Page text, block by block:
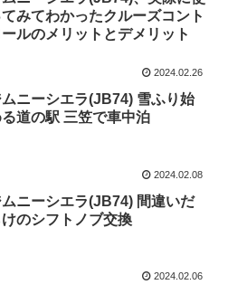
てみてわかったクルーズコント
ールのメリットとデメリット
2024.02.26
ムニーシエラ(JB74) 雪ふり始
道の駅 三笠で車中泊
2024.02.08
ムニーシエラ(JB74) 間違いだ
けのシフトノブ交換
2024.02.06